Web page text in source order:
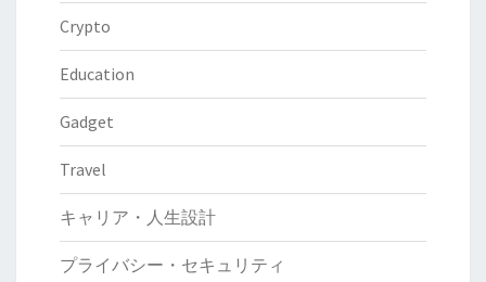
Crypto
Education
Gadget
Travel
キャリア・人生設計
プライバシー・セキュリティ